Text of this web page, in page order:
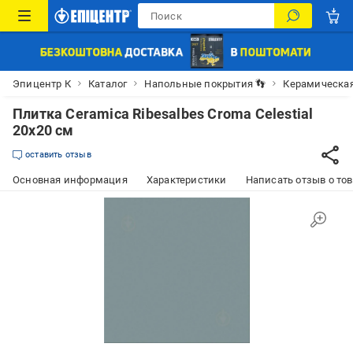
Эпицентр К Каталог Напольные покрытия 👣
Плитка Ceramica Ribesalbes Croma Celestial
20х20 см
оставить отзыв
Основная информация Характеристики Написать отзыв о